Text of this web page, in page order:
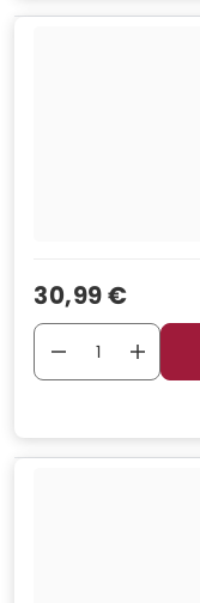
Verkaufspreis
30,99 €